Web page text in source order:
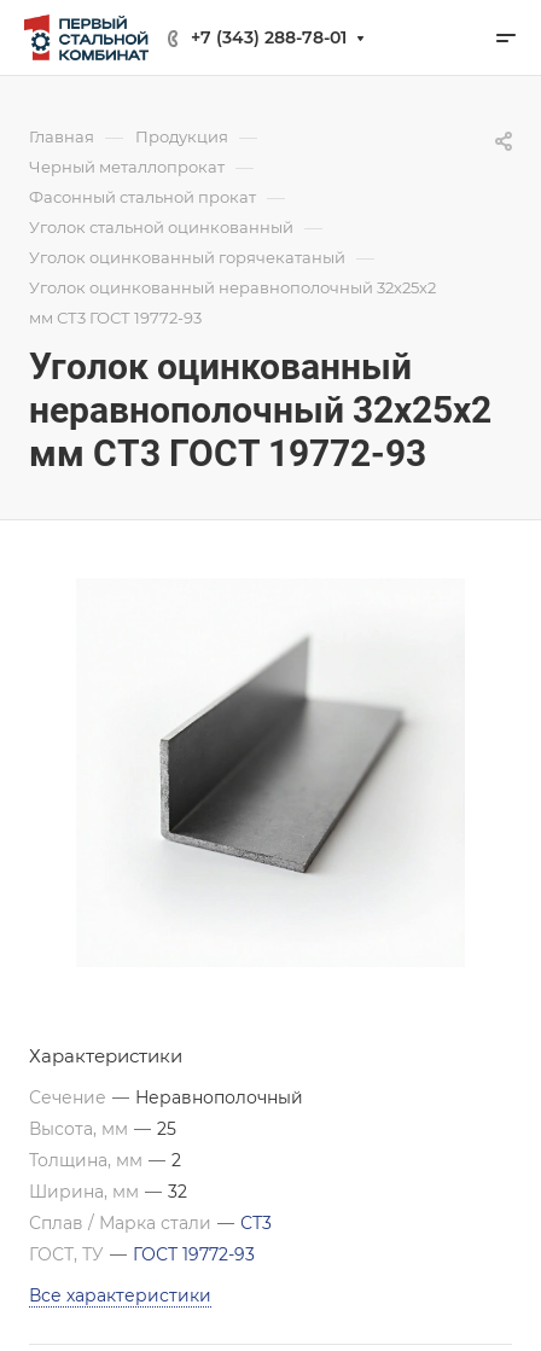
+7 (343) 288-78-01
Главная — Продукция —
Черный металлопрокат —
Фасонный стальной прокат —
Уголок стальной оцинкованный —
Уголок оцинкованный горячекатаный —
Уголок оцинкованный неравнополочный 32х25х2
мм СТ3 ГОСТ 19772-93
Уголок оцинкованный
неравнополочный 32х25х2
мм СТ3 ГОСТ 19772-93
Характеристики
Сечение — Неравнополочный
Высота, мм — 25
Толщина, мм — 2
Ширина, мм — 32
Сплав / Марка стали — СТ3
ГОСТ, ТУ — ГОСТ 19772-93
Все характеристики